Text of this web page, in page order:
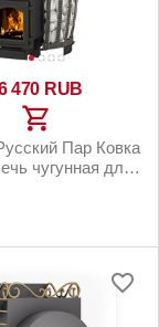
470 RUB
Пар Ковка
чугунная для